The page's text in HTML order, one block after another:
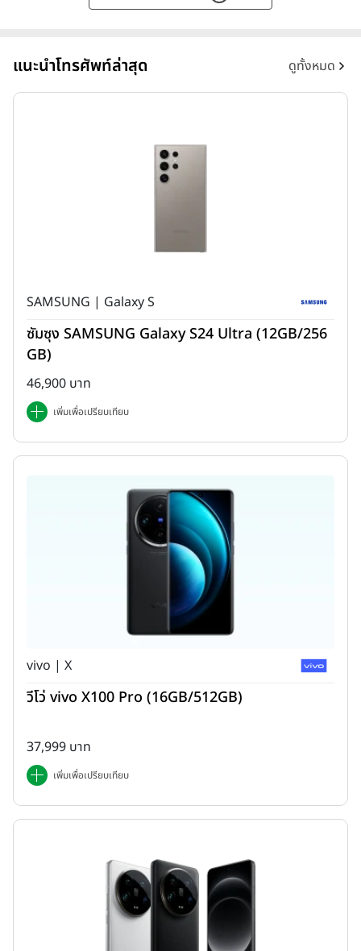
แนะนำโทรศัพท์ล่าสุด ดูทั้งหมด
SAMSUNG | Galaxy S
ซัมซุง SAMSUNG Galaxy S24 Ultra (12GB/256
GB)
46,900 บาท
เพิ่มเพื่อเปรียบเทียบ
vivo | X
วีโว่ vivo X100 Pro (16GB/512GB)
37,999 บาท
เพิ่มเพื่อเปรียบเทียบ